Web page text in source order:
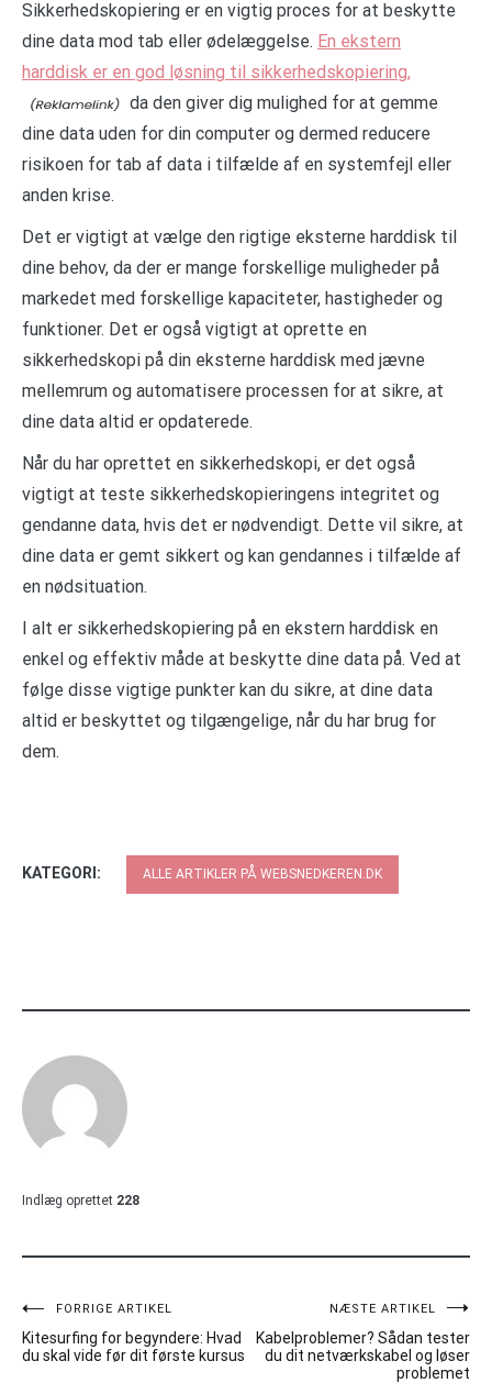
Sikkerhedskopiering er en vigtig proces for at beskytte
dine data mod tab eller ødelæggelse. En ekstern
harddisk er en god løsning til sikkerhedskopiering,
da den giver dig mulighed for at gemme
dine data uden for din computer og dermed reducere
risikoen for tab af data i tilfælde af en systemfejl eller
anden krise.
Det er vigtigt at vælge den rigtige eksterne harddisk til
dine behov, da der er mange forskellige muligheder på
markedet med forskellige kapaciteter, hastigheder og
funktioner. Det er også vigtigt at oprette en
sikkerhedskopi på din eksterne harddisk med jævne
mellemrum og automatisere processen for at sikre, at
dine data altid er opdaterede.
Når du har oprettet en sikkerhedskopi, er det også
vigtigt at teste sikkerhedskopieringens integritet og
gendanne data, hvis det er nødvendigt. Dette vil sikre, at
dine data er gemt sikkert og kan gendannes i tilfælde af
en nødsituation.
I alt er sikkerhedskopiering på en ekstern harddisk en
enkel og effektiv måde at beskytte dine data på. Ved at
følge disse vigtige punkter kan du sikre, at dine data
altid er beskyttet og tilgængelige, når du har brug for
dem.
KATEGORI: ALLE ARTIKLER PÅ WEBSNEDKEREN.DK
Indlæg oprettet 228
Indlægsnavigation
FORRIGE ARTIKEL
Kitesurfing for begyndere: Hvad
du skal vide før dit første kursus
NÆSTE ARTIKEL
Kabelproblemer? Sådan tester
du dit netværkskabel og løser
problemet